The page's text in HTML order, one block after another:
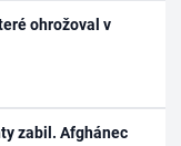
ohrožoval v
zabil. Afghánec